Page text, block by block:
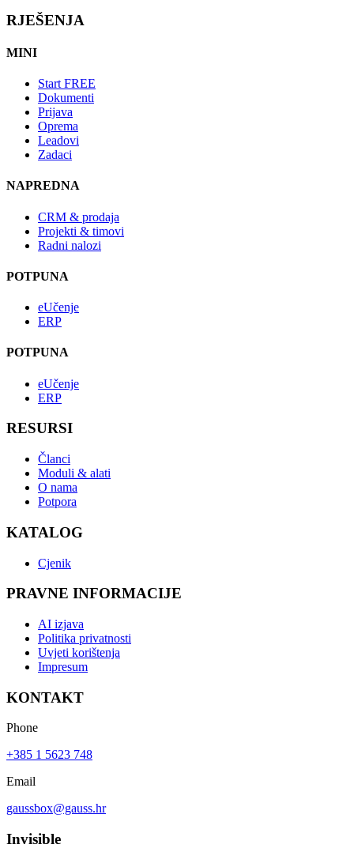
RJEŠENJA
MINI
Start FREE
Dokumenti
Prijava
Oprema
Leadovi
Zadaci
NAPREDNA
CRM & prodaja
Projekti & timovi
Radni nalozi
POTPUNA
eUčenje
ERP
POTPUNA
eUčenje
ERP
RESURSI
Članci
Moduli & alati
O nama
Potpora
KATALOG
Cjenik
PRAVNE INFORMACIJE
AI izjava
Politika privatnosti
Uvjeti korištenja
Impresum
KONTAKT
Phone
+385 1 5623 748
Email
gaussbox@gauss.hr
Invisible